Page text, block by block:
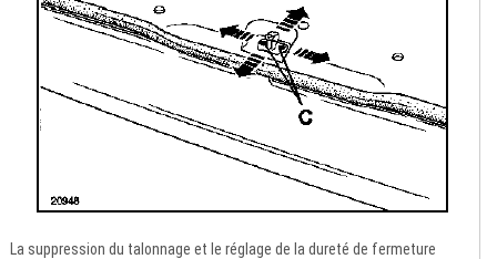
La suppression du talonnage et le réglage de la dureté de fermeture